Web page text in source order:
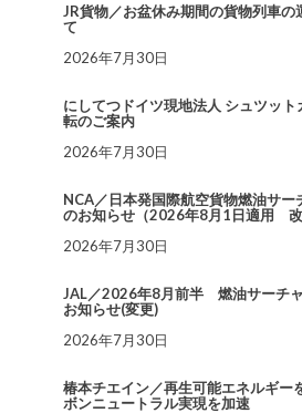
JR貨物／お盆休み期間の貨物列車の
て
2026年7月30日
にしてつドイツ現地法人 シュツット
転のご案内
2026年7月30日
NCA／日本発国際航空貨物燃油サー
のお知らせ（2026年8月1日適用 改
2026年7月30日
JAL／2026年8月前半 燃油サーチ
お知らせ(変更)
2026年7月30日
椿本チエイン／再生可能エネルギー
ボンニュートラル実現を加速